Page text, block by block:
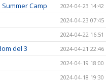
Camp 2024-04-23 14:42
2024-04-23 07:45
2024-04-22 16:51
del 3 2024-04-21 22:46
2024-04-19 18:00
2024-04-18 19:30